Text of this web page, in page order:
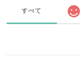
すべて